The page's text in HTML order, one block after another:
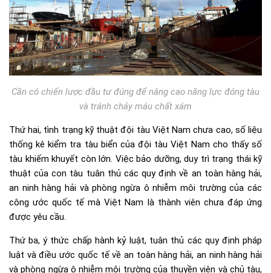
Cần có chiến lược đầu tư đúng để nâng cao năng lực đóng tàu
và tránh chảy máu chất xám
Thứ hai, tình trạng kỹ thuật đội tàu Việt Nam chưa cao, số liệu
thống kê kiểm tra tàu biển của đội tàu Việt Nam cho thấy số
tàu khiếm khuyết còn lớn. Việc bảo dưỡng, duy trì trạng thái kỹ
thuật của con tàu tuân thủ các quy định về an toàn hàng hải,
an ninh hàng hải và phòng ngừa ô nhiễm môi trường của các
công ước quốc tế mà Việt Nam là thành viên chưa đáp ứng
được yêu cầu.
Thứ ba, ý thức chấp hành kỷ luật, tuân thủ các quy định pháp
luật và điều ước quốc tế về an toàn hàng hải, an ninh hàng hải
và phòng ngừa ô nhiễm môi trường của thuyền viên và chủ tàu,